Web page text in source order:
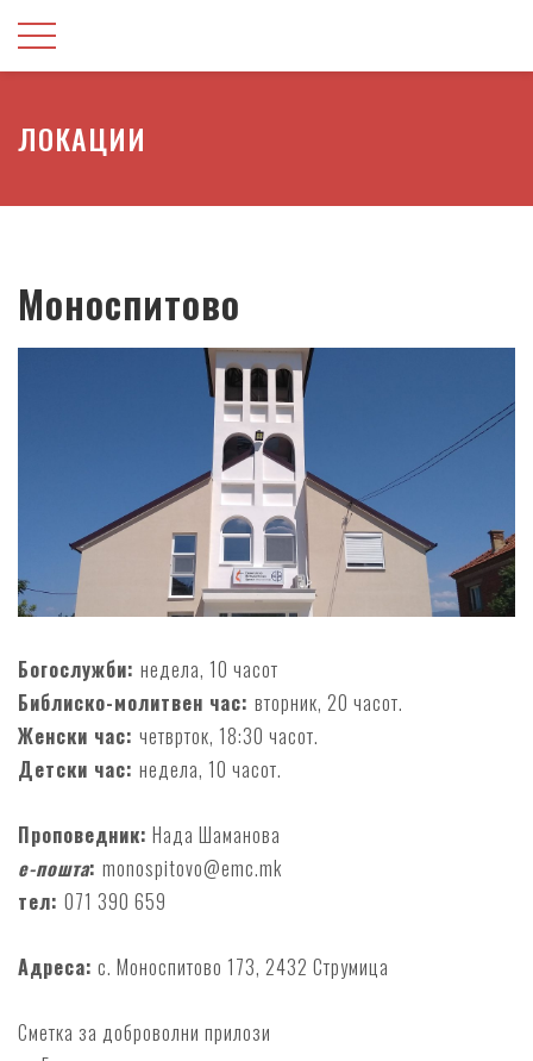
ЛОКАЦИИ
Моноспитово
Богослужби: недела, 10 часот
Библиско-молитвен час: вторник, 20 часот.
Женски час: четврток, 18:30 часот.
Детски час: недела, 10 часот.
Проповедник: Нада Шаманова
e-пошта: monospitovo@emc.mk
тел: 071 390 659
Адреса: с. Моноспитово 173, 2432 Струмица
Сметка за доброволни прилози